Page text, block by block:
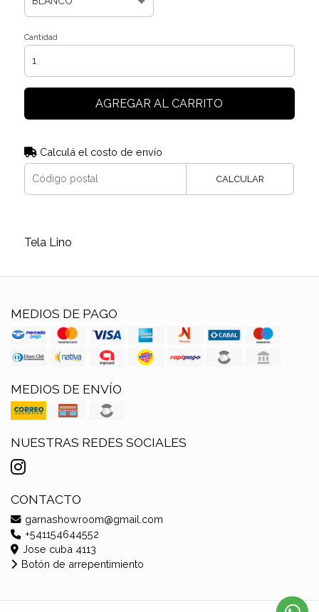
Cantidad
AGREGAR AL CARRITO
Calculá el costo de envío
CALCULAR
Tela Lino
MEDIOS DE PAGO
MEDIOS DE ENVÍO
NUESTRAS REDES SOCIALES
CONTACTO
garnashowroom@gmail.com
+541154644552
Jose cuba 4113
Botón de arrepentimiento